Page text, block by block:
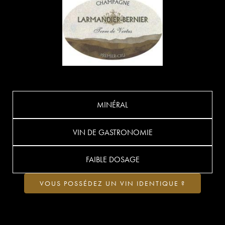
MINÉRAL
VIN DE GASTRONOMIE
FAIBLE DOSAGE
VOUS POSSÉDEZ UN VIN IDENTIQUE ?